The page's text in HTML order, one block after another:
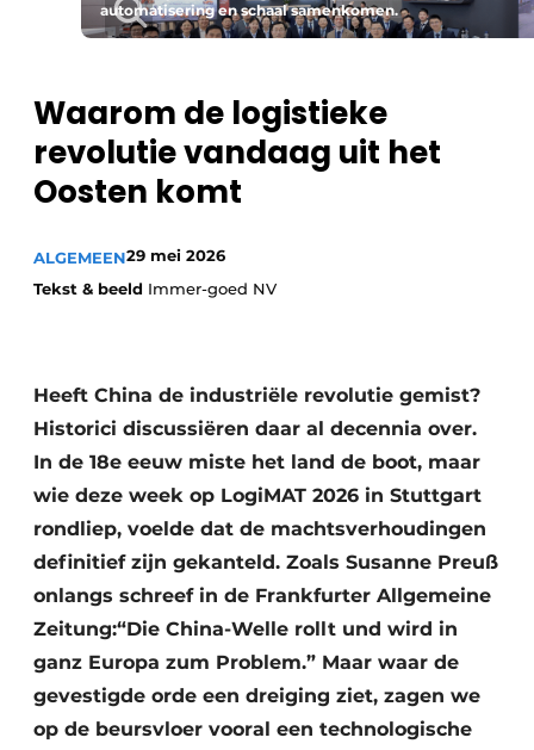
automatisering en schaal samenkomen.
Waarom de logistieke
revolutie vandaag uit het
Oosten komt
ALGEMEEN29 mei 2026
Tekst & beeld Immer-goed NV
Heeft China de industriële revolutie gemist?
Historici discussiëren daar al decennia over.
In de 18e eeuw miste het land de boot, maar
wie deze week op LogiMAT 2026 in Stuttgart
rondliep, voelde dat de machtsverhoudingen
definitief zijn gekanteld. Zoals Susanne Preuß
onlangs schreef in de Frankfurter Allgemeine
Zeitung:“Die China-Welle rollt und wird in
ganz Europa zum Problem.” Maar waar de
gevestigde orde een dreiging ziet, zagen we
op de beursvloer vooral een technologische